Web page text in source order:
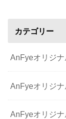
カテゴリー
AnFyeオリジナ
AnFyeオリジ
AnFyeオリジ